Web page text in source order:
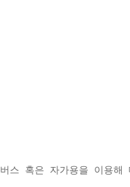
버스 혹은 자가용을 이용해